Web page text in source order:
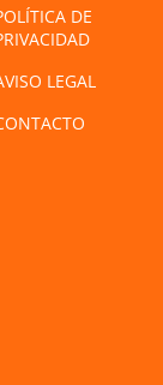
DE
LEGAL